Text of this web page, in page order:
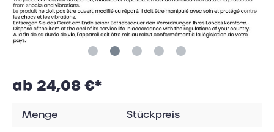
ab 24,08 €*
Menge Stückpreis